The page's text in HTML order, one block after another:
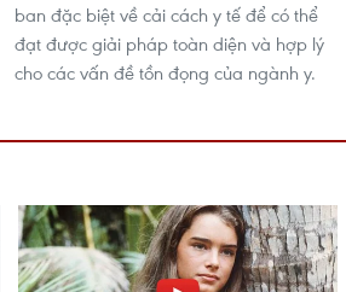
ban đặc biệt về cải cách y tế để có thể
đạt được giải pháp toàn diện và hợp lý
cho các vấn đề tồn đọng của ngành y.